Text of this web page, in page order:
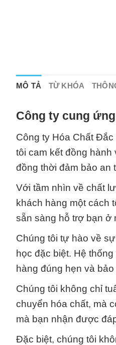
MÔ TẢ TỪ KHÓA
Công ty cung
Công ty Hóa Chất
tôi cam kết đồng
đồng thời đảm bảo an
Với tầm nhìn về chất
khách hàng một cách
sẵn sàng hỗ trợ bạn ở
Chúng tôi tự hào về
học đặc biệt. Hệ
hàng đúng hẹn và
Chúng tôi không chỉ
chuyển hóa chất, mà
mà bạn nhận được
Đặc biệt, chúng tôi